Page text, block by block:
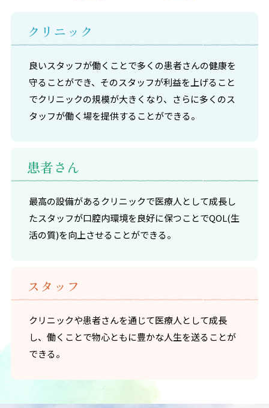
クリニック
良いスタッフが働くことで多くの患者さんの健康を
守ることができ、そのスタッフが利益を上げること
でクリニックの規模が大きくなり、さらに多くのス
タッフが働く場を提供することができる。
患者さん
最高の設備があるクリニックで医療人として成長し
たスタッフが口腔内環境を良好に保つことでQOL(生
活の質)を向上させることができる。
スタッフ
クリニックや患者さんを通じて医療人として成長
し、働くことで物心ともに豊かな人生を送ることが
できる。